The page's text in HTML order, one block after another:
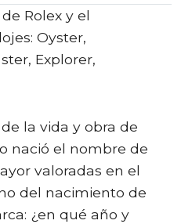
Rolex y el
Oyster,
Explorer,
la vida y obra de
nació el nombre de
valoradas en el
del nacimiento de
¿en qué año y